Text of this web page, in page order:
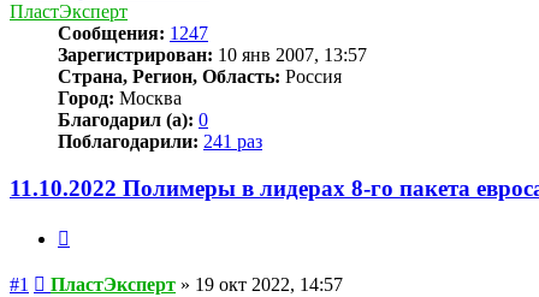
ПластЭксперт
Сообщения: 1247
Зарегистрирован: 10 янв 2007, 13:57
Страна, Регион, Область: Россия
Город: Москва
Благодарил (а): 0
Поблагодарили: 241 раз
11.10.2022 Полимеры в лидерах 8-го пакета
#1 Сообщение
ПластЭксперт » 19 окт 2022, 14:57